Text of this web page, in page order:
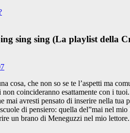
sing sing (La playlist della
cosa, che non so se te l’aspetti ma
coincideranno esattamente con i
mai avresti pensato di inserire nella tua
di pensiero: quella del”mai nel
un brano di Meneguzzi nel mio